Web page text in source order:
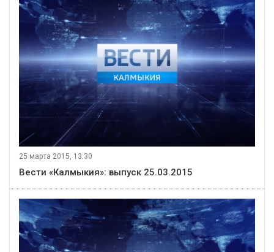
25 марта 2015, 13:30
Вести «Калмыкия»: выпуск 25.03.2015